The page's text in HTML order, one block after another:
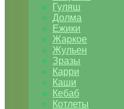
Гуляш
Долма
Ежики
Жаркое
Жульен
Зразы
Карри
Каши
Кебаб
Котлеты